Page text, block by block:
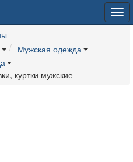
Мужская одежда
куртки мужские